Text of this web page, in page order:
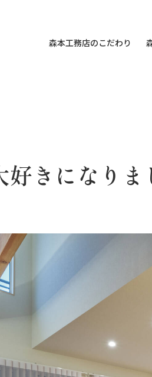
森本工務店のこだわり
好きになりま